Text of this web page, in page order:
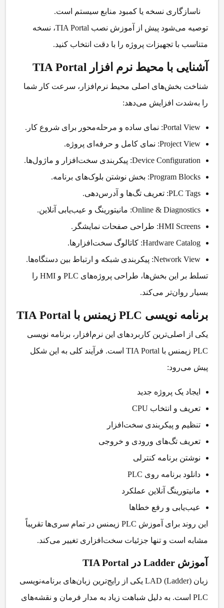
ناسازگاری نسخه یا کمبود منابع سیستم است.
توصیه می‌شود پیش از
آموزش نصب TIA Portal
، نسخه
متناسب با تجهیزات پروژه را با دقت انتخاب کنید.
آشنایی با محیط نرم افزار TIA Portal
شناخت بخش‌های اصلی محیط نرم‌افزار، سرعت کار شما
را به‌شدت افزایش می‌دهد:
Portal View: نمای ساده و مرحله‌محور برای شروع کار.
Project View: نمای کامل و حرفه‌ای پروژه.
Device Configuration: پیکربندی سخت‌افزار و ماژول‌ها.
Program Blocks: بخش نوشتن بلوک‌های برنامه.
PLC Tags: تعریف تگ‌ها و آدرس‌دهی.
Online & Diagnostics: مانیتورینگ و عیب‌یابی آنلاین.
HMI Screens: طراحی صفحات نمایشگر.
Hardware Catalog: کاتالوگ سخت‌افزارها.
Network View: پیکربندی شبکه و ارتباط بین دستگاه‌ها.
تسلط بر این بخش‌ها، طراحی پروژه‌های PLC و HMI را
بسیار روان‌تر می‌کند.
برنامه نویسی PLC زیمنس با TIA Portal
یکی از اصلی‌ترین کاربردهای این نرم‌افزار، برنامه نویسی
PLC زیمنس با TIA Portal
است. فرآیند کلی به این شکل
پیش می‌رود:
ایجاد یک پروژه جدید
تعریف و انتخاب CPU
تنظیم و پیکربندی سخت‌افزار
تعریف تگ‌های ورودی و خروجی
نوشتن برنامه کنترلی
دانلود برنامه روی PLC
مانیتورینگ آنلاین عملکرد
عیب‌یابی و رفع خطاها
این روند برای آموزش PLC زیمنس در تمام سری‌ها تقریباً
مشابه است و تنها جزئیات سخت‌افزاری تغییر می‌کند.
آموزش Ladder در TIA Portal
زبان LAD (Ladder) یکی از رایج‌ترین زبان‌های برنامه‌نویسی
PLC است. به دلیل شباهت زیاد به مدار فرمان و نقشه‌های